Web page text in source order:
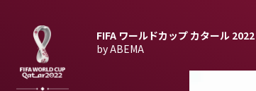
FIFA ワールドカップ カタール 2022
by ABEMA